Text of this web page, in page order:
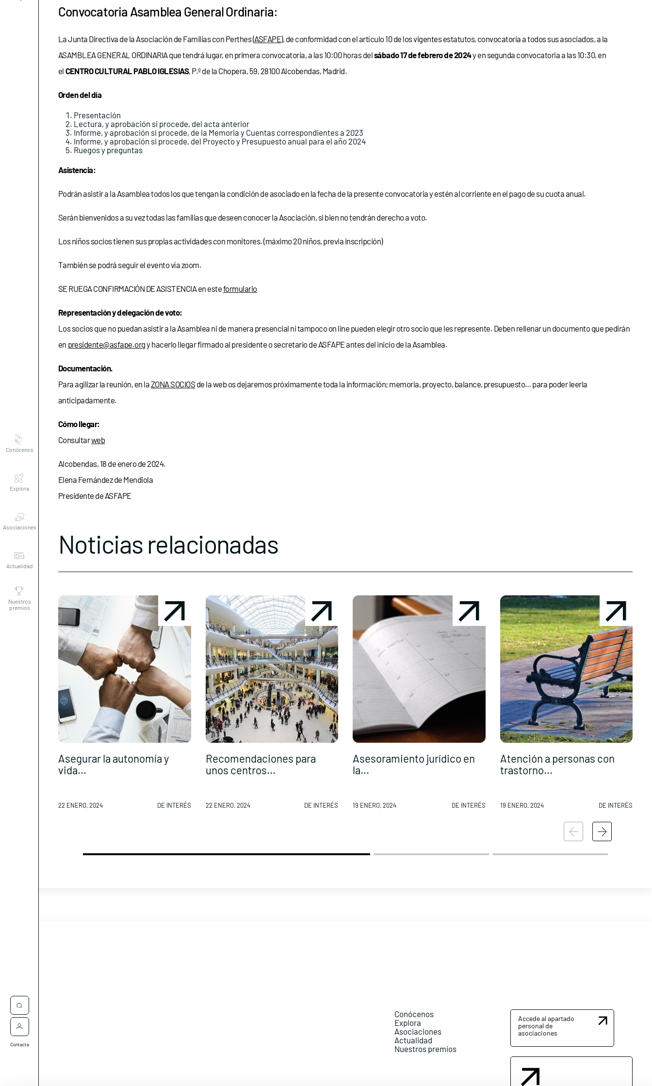
premios
Contacta
Convocatoria Asamblea General Ordinaria:
La Junta Directiva de la Asociación de Familias con Perthes (ASFAPE), de conformidad con el artículo 10 de los vigentes estatutos, convocatoria a todos sus asociados, a la
ASAMBLEA GENERAL ORDINARIA que tendrá lugar, en primera convocatoria, a las 10:00 horas delsábado 17 de febrero de 2024y en segunda convocatoria a las 10:30, en
el CENTRO CULTURAL PABLO IGLESIAS, P.º de la Chopera, 59, 28100 Alcobendas, Madrid.
Orden del día
Presentación
Lectura, y aprobación si procede, del acta anterior
Informe, y aprobación si procede, de la Memoria y Cuentas correspondientes a 2023
Informe, y aprobación si procede, del Proyecto y Presupuesto anual para el año 2024
Ruegos y preguntas
Asistencia:
Podrán asistir a la Asamblea todos los que tengan la condición de asociado en la fecha de la presente convocatoria y estén al corriente en el pago de su cuota anual.
Serán bienvenidos a su vez todas las familias que deseen conocer la Asociación, si bien no tendrán derecho a voto.
Los niños socios tienen sus propias actividades con monitores. (máximo 20 niños, previa inscripción)
También se podrá seguir el evento vía zoom.
SE RUEGA CONFIRMACIÓN DE ASISTENCIA en esteformulario
Representación y delegación de voto:
Los socios que no puedan asistir a la Asamblea ni de manera presencial ni tampoco on line pueden elegir otro socio que les represente. Deben rellenar un documento que pedirán
en presidente@asfape.orgy hacerlo llegar firmado al presidente o secretario de ASFAPE antes del inicio de la Asamblea.
Documentación.
Para agilizar la reunión, en laZONA SOCIOS de la web os dejaremos próximamente toda la información; memoria, proyecto, balance, presupuesto… para poder leerla
anticipadamente.
Cómo llegar:
Consultarweb
Alcobendas, 18 de enero de 2024.
Elena Fernández de Mendiola
Presidente de ASFAPE
Noticias relacionadas
Asegurar la autonomía y
vida...
22 ENERO, 2024 DE INTERÉS
Recomendaciones para
unos centros...
22 ENERO, 2024 DE INTERÉS
Asesoramiento jurídico en
la...
19 ENERO, 2024 DE INTERÉS
Atención a personas con
trastorno...
19 ENERO, 2024 DE INTERÉS
Conócenos
Explora
Asociaciones
Actualidad
Nuestros premios
Accede al apartado
personal de
asociaciones